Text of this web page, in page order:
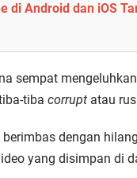
di Android dan iOS
sempat
tiba corrupt atau
dengan
yang disimpan di